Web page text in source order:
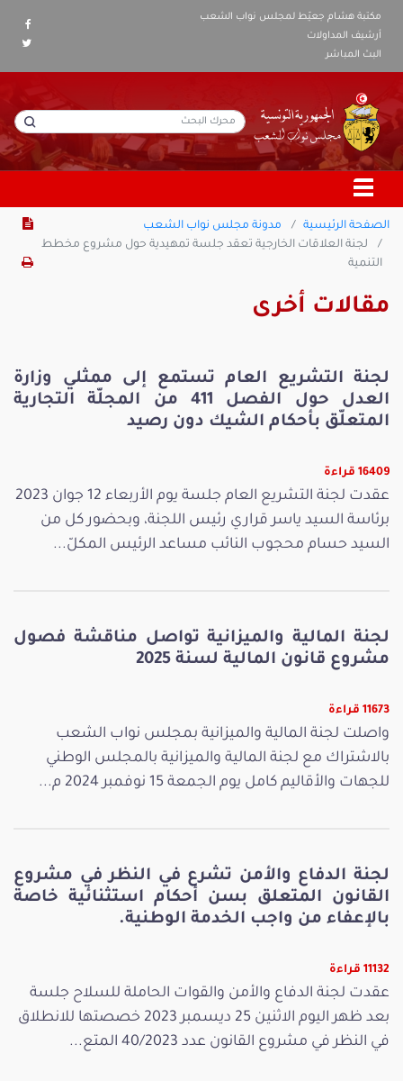
مكتبة هشام جعيّط لمجلس نواب الشعب
أرشيف المداولات
البث المباشر
الصفحة الرئيسية
مدونة مجلس نواب الشعب
لجنة العلاقات الخارجية تعقد جلسة تمهيدية حول مشروع مخطط
التنمية
مقالات أخرى
لجنة التشريع العام تستمع إلى ممثلي وزارة
العدل حول الفصل 411 من المجلّة التجارية
المتعلّق بأحكام الشيك دون رصيد
16409 قراءة
عقدت لجنة التشريع العام جلسة يوم الأربعاء 12 جوان 2023
برئاسة السيد ياسر قراري رئيس اللجنة، وبحضور كل من
السيد حسام محجوب النائب مساعد الرئيس المكلّ...
لجنة المالية والميزانية تواصل مناقشة فصول
مشروع قانون المالية لسنة 2025
11673 قراءة
واصلت لجنة المالية والميزانية بمجلس نواب الشعب
بالاشتراك مع لجنة المالية والميزانية بالمجلس الوطني
للجهات والأقاليم كامل يوم الجمعة 15 نوفمبر 2024 م...
لجنة الدفاع والأمن تشرع في النظر في مشروع
القانون المتعلق بسن أحكام استثنائية خاصة
بالإعفاء من واجب الخدمة الوطنية.
11132 قراءة
عقدت لجنة الدفاع والأمن والقوات الحاملة للسلاح جلسة
بعد ظهر اليوم الاثنين 25 ديسمبر 2023 خصصتها للانطلاق
في النظر في مشروع القانون عدد 40/2023 المتع...